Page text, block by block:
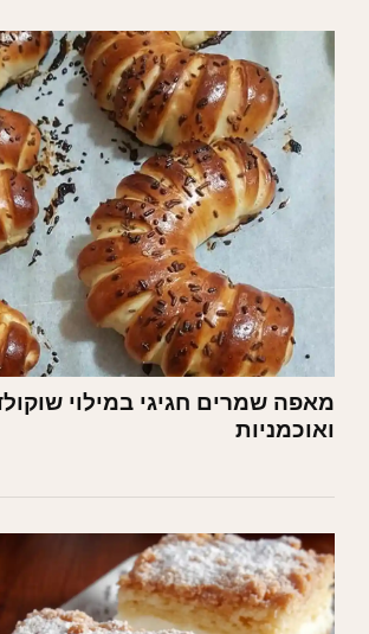
מאפה שמרים חגיגי במילוי
ואוכמניות